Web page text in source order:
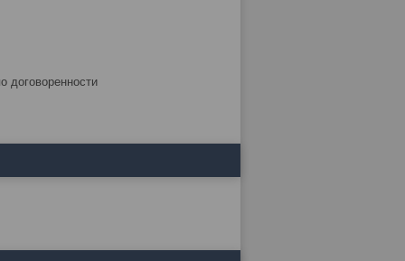
договоренности